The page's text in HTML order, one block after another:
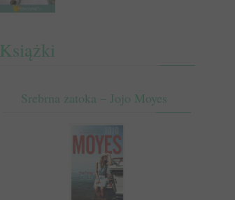
Książki
Srebrna zatoka – Jojo Moyes